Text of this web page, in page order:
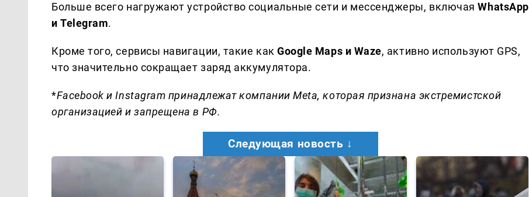
Больше всего нагружают устройство социальные сети и мессенджеры, включаяWhatsApp
и Telegram.
Кроме того, сервисы навигации, такие какGoogle Maps и Waze, активно используют GPS,
что значительно сокращает заряд аккумулятора.
*Facebook и Instagram принадлежат компании Meta, которая признана экстремистской
организацией и запрещена в РФ.
Следующая новость ↓